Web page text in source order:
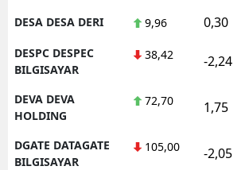
DESA DESA DERI 9,96 0,30
DESPC DESPEC
BILGISAYAR
38,42 -2,24
DEVA DEVA
HOLDING
72,70 1,75
DGATE DATAGATE
BILGISAYAR
105,00 -2,05